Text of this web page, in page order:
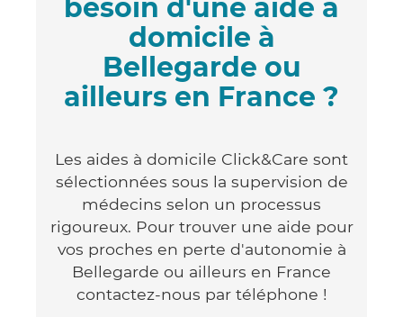
besoin d'une aide à
domicile à
Bellegarde ou
ailleurs en France ?
Les aides à domicile Click&Care sont
sélectionnées sous la supervision de
médecins selon un processus
rigoureux. Pour trouver une aide pour
vos proches en perte d'autonomie à
Bellegarde ou ailleurs en France
contactez-nous par téléphone !